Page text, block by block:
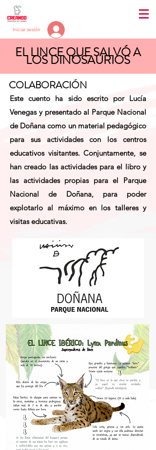
Iniciar sesión
EL LINCE QUE SALVÓ A
LOS DINOSAURIOS
COLABORACIÓN
Este cuento ha sido escrito por Lucía
Venegas y presentado al Parque Nacional
de Doñana como un material pedagógico
para sus actividades con los centros
educativos visitantes. Conjuntamente, se
han creado las actividades para el libro y
las actividades propias para el Parque
Nacional de Doñana, para poder
explotarlo al máximo en los talleres y
visitas educativas.